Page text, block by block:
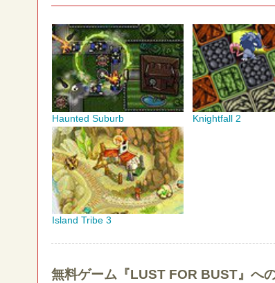
Haunted Suburb Knightfall 2
Island Tribe 3
無料ゲーム『LUST FOR BUST』へ